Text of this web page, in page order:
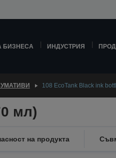
БИЗНЕСА ИНДУСТРИЯ
108 EcoTank Black ink
мл)
на продукта